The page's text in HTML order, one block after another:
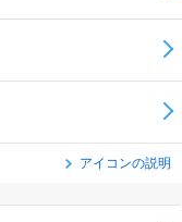
アイコンの説明